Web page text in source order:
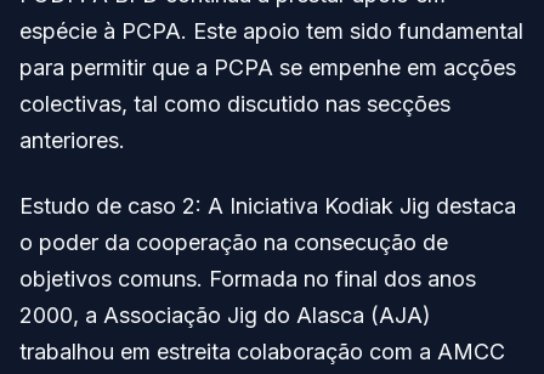
espécie à PCPA. Este apoio tem sido fundamental
para permitir que a PCPA se empenhe em acções
colectivas, tal como discutido nas secções
anteriores.
Estudo de caso 2: A Iniciativa Kodiak Jig destaca
o poder da cooperação na consecução de
objetivos comuns. Formada no final dos anos
2000, a Associação Jig do Alasca (AJA)
trabalhou em estreita colaboração com a AMCC